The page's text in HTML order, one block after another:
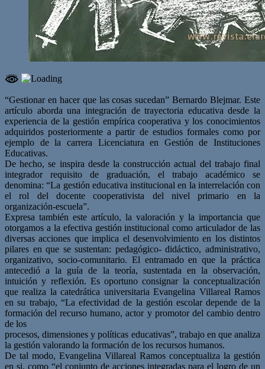
“Gestionar en hacer que las cosas sucedan” Bernardo Blejmar. Este
artículo aborda una integración de trayectoria educativa desde la
experiencia de la gestión empírica cooperativa y los conocimientos
adquiridos posteriormente a partir de estudios formales como por
ejemplo de la carrera Licenciatura en Gestión de Instituciones
Educativas.
De hecho, se inspira desde la construcción actual del trabajo final
integrador requisito de graduación, el trabajo académico se
denomina: “La gestión educativa institucional en la interrelación con
el rol del docente cooperativista del nivel primario en la
organización-escuela”.
Expresa también este artículo, la valoración y la importancia que
otorgamos a la efectiva gestión institucional como articulador de las
diversas acciones que implica el desenvolvimiento en los distintos
pilares en que se sustentan: pedagógico- didáctico, administrativo,
organizativo, socio-comunitario. El entramado en que la práctica
antecedió a la guía de la teoría, sustentada en la observación,
intuición y reflexión. Es oportuno consignar la conceptualización
que realiza la catedrática universitaria Evangelina Villareal Ramos
en su trabajo, “La efectividad de la gestión escolar depende de la
formación del recurso humano, actor y promotor del cambio dentro
de los
procesos, dimensiones y políticas educativas”, trabajo en que analiza
la gestión valorando la formación de los recursos humanos.
De tal modo, Evangelina Villareal Ramos conceptualiza la gestión
en si, como “el conjunto de acciones integradas para el logro de un